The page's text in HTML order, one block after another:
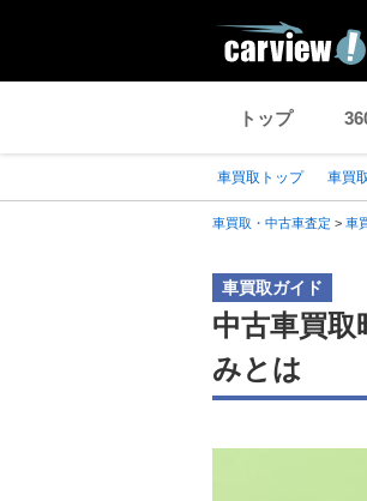
トップ
車買取トップ 車買
車買取・中古車査定 > 車
車買取ガイド
中古車買
みとは